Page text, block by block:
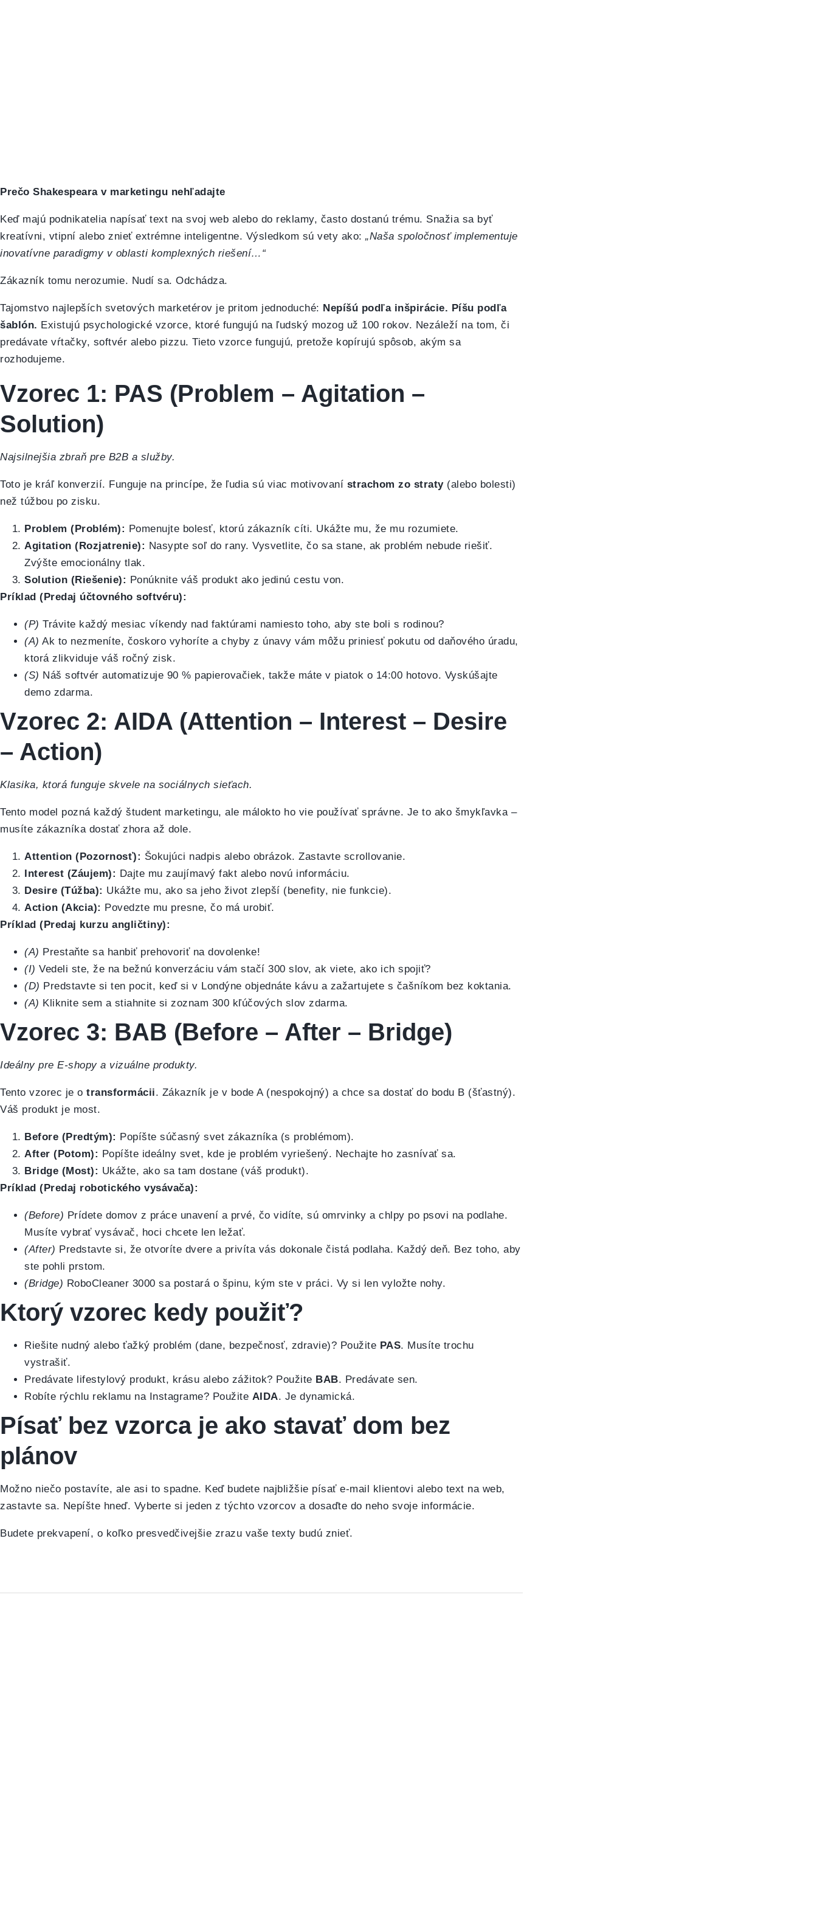
Prečo Shakespeara v marketingu nehľadajte
Keď majú podnikatelia napísať text na svoj web alebo do reklamy, často dostanú trému. Snažia sa byť
kreatívni, vtipní alebo znieť extrémne inteligentne. Výsledkom sú vety ako: „Naša spoločnosť implementuje
inovatívne paradigmy v oblasti komplexných riešení…“
Zákazník tomu nerozumie. Nudí sa. Odchádza.
Tajomstvo najlepších svetových marketérov je pritom jednoduché: Nepíšú podľa inšpirácie. Píšu podľa
šablón. Existujú psychologické vzorce, ktoré fungujú na ľudský mozog už 100 rokov. Nezáleží na tom, či
predávate vŕtačky, softvér alebo pizzu. Tieto vzorce fungujú, pretože kopírujú spôsob, akým sa
rozhodujeme.
Vzorec 1: PAS (Problem – Agitation –
Solution)
Najsilnejšia zbraň pre B2B a služby.
Toto je kráľ konverzií. Funguje na princípe, že ľudia sú viac motivovaní strachom zo straty(alebo bolesti)
než túžbou po zisku.
Problem (Problém): Pomenujte bolesť, ktorú zákazník cíti. Ukážte mu, že mu rozumiete.
Agitation (Rozjatrenie): Nasypte soľ do rany. Vysvetlite, čo sa stane, ak problém nebude riešiť.
Zvýšte emocionálny tlak.
Solution (Riešenie): Ponúknite váš produkt ako jedinú cestu von.
Príklad (Predaj účtovného softvéru):
(P) Trávite každý mesiac víkendy nad faktúrami namiesto toho, aby ste boli s rodinou?
(A) Ak to nezmeníte, čoskoro vyhoríte a chyby z únavy vám môžu priniesť pokutu od daňového úradu,
ktorá zlikviduje váš ročný zisk.
(S) Náš softvér automatizuje 90 % papierovačiek, takže máte v piatok o 14:00 hotovo. Vyskúšajte
demo zdarma.
Vzorec 2: AIDA (Attention – Interest – Desire
– Action)
Klasika, ktorá funguje skvele na sociálnych sieťach.
Tento model pozná každý študent marketingu, ale málokto ho vie používať správne. Je to ako šmykľavka –
musíte zákazníka dostať zhora až dole.
Attention (Pozornosť): Šokujúci nadpis alebo obrázok. Zastavte scrollovanie.
Interest (Záujem): Dajte mu zaujímavý fakt alebo novú informáciu.
Desire (Túžba): Ukážte mu, ako sa jeho život zlepší (benefity, nie funkcie).
Action (Akcia): Povedzte mu presne, čo má urobiť.
Príklad (Predaj kurzu angličtiny):
(A) Prestaňte sa hanbiť prehovoriť na dovolenke!
(I) Vedeli ste, že na bežnú konverzáciu vám stačí 300 slov, ak viete, ako ich spojiť?
(D) Predstavte si ten pocit, keď si v Londýne objednáte kávu a zažartujete s čašníkom bez koktania.
(A) Kliknite sem a stiahnite si zoznam 300 kľúčových slov zdarma.
Vzorec 3: BAB (Before – After – Bridge)
Ideálny pre E-shopy a vizuálne produkty.
Tento vzorec je o transformácii. Zákazník je v bode A (nespokojný) a chce sa dostať do bodu B (šťastný).
Váš produkt je most.
Before (Predtým): Popíšte súčasný svet zákazníka (s problémom).
After (Potom): Popíšte ideálny svet, kde je problém vyriešený. Nechajte ho zasnívať sa.
Bridge (Most): Ukážte, ako sa tam dostane (váš produkt).
Príklad (Predaj robotického vysávača):
(Before) Prídete domov z práce unavení a prvé, čo vidíte, sú omrvinky a chlpy po psovi na podlahe.
Musíte vybrať vysávač, hoci chcete len ležať.
(After) Predstavte si, že otvoríte dvere a privíta vás dokonale čistá podlaha. Každý deň. Bez toho, aby
ste pohli prstom.
(Bridge) RoboCleaner 3000 sa postará o špinu, kým ste v práci. Vy si len vyložte nohy.
Ktorý vzorec kedy použiť?
Riešite nudný alebo ťažký problém (dane, bezpečnosť, zdravie)? Použite PAS. Musíte trochu
vystrašiť.
Predávate lifestylový produkt, krásu alebo zážitok? Použite BAB. Predávate sen.
Robíte rýchlu reklamu na Instagrame? Použite AIDA. Je dynamická.
Písať bez vzorca je ako stavať dom bez
plánov
Možno niečo postavíte, ale asi to spadne. Keď budete najbližšie písať e-mail klientovi alebo text na web,
zastavte sa. Nepíšte hneď. Vyberte si jeden z týchto vzorcov a dosaďte do neho svoje informácie.
Budete prekvapení, o koľko presvedčivejšie zrazu vaše texty budú znieť.